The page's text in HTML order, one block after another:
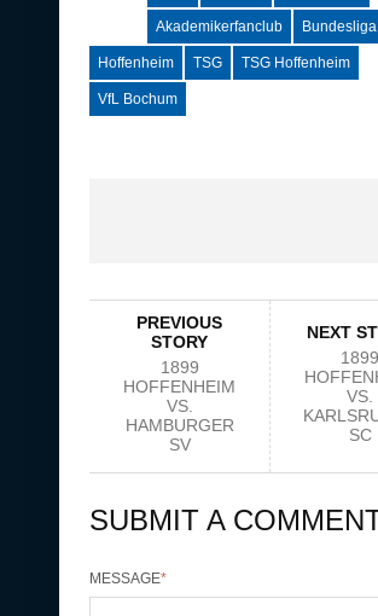
Akademikerfanclub Bundesliga
Hoffenheim TSG TSG Hoffenheim
VfL Bochum
PREVIOUS
STORY
1899
HOFFENHEIM
VS.
HAMBURGER
SV
NEXT
1899
VS.
SC
SUBMIT A
MESSAGE*